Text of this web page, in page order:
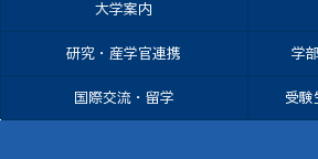
大学案内
研究・産学官連携 学
国際交流・留学 受験